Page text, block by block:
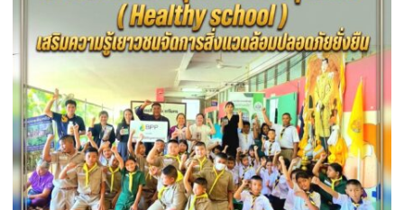
รพี“
อุดมคติ
นัก
กฎหมาย
ภาย
ใต้
วิกฤติ
ศรัทธา